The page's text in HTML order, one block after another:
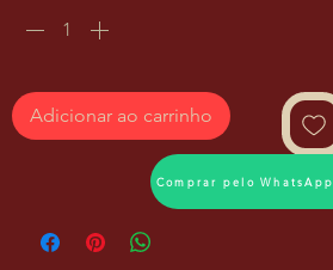
Adicionar ao carrinho
Comprar pelo WhatsApp